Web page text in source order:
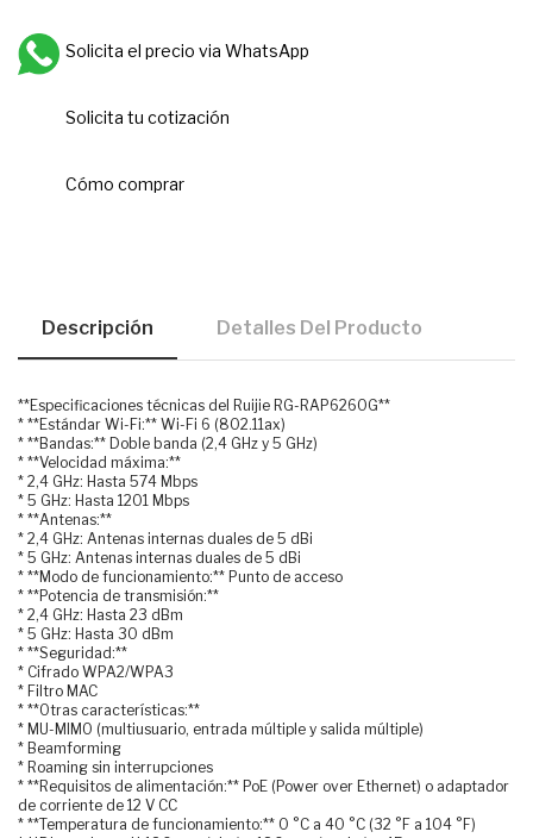
Solicita el precio via WhatsApp
Solicita tu cotización
Cómo comprar
Descripción Detalles Del Producto
**Especificaciones técnicas del Ruijie RG-RAP6260G**
* **Estándar Wi-Fi:** Wi-Fi 6 (802.11ax)
* **Bandas:** Doble banda (2,4 GHz y 5 GHz)
* **Velocidad máxima:**
* 2,4 GHz: Hasta 574 Mbps
* 5 GHz: Hasta 1201 Mbps
* **Antenas:**
* 2,4 GHz: Antenas internas duales de 5 dBi
* 5 GHz: Antenas internas duales de 5 dBi
* **Modo de funcionamiento:** Punto de acceso
* **Potencia de transmisión:**
* 2,4 GHz: Hasta 23 dBm
* 5 GHz: Hasta 30 dBm
* **Seguridad:**
* Cifrado WPA2/WPA3
* Filtro MAC
* **Otras características:**
* MU-MIMO (multiusuario, entrada múltiple y salida múltiple)
* Beamforming
* Roaming sin interrupciones
* **Requisitos de alimentación:** PoE (Power over Ethernet) o adaptador
de corriente de 12 V CC
* **Temperatura de funcionamiento:** 0 °C a 40 °C (32 °F a 104 °F)